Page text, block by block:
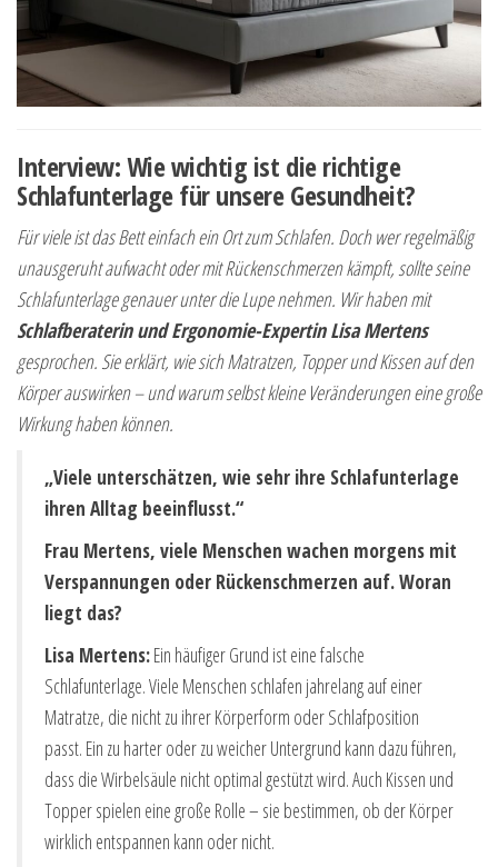
Interview: Wie wichtig ist die richtige
Schlafunterlage für unsere Gesundheit?
Für viele ist das Bett einfach ein Ort zum Schlafen. Doch wer regelmäßig
unausgeruht aufwacht oder mit Rückenschmerzen kämpft, sollte seine
Schlafunterlage genauer unter die Lupe nehmen. Wir haben mit
Schlafberaterin und Ergonomie-Expertin Lisa Mertens
gesprochen. Sie erklärt, wie sich Matratzen, Topper und Kissen auf den
Körper auswirken – und warum selbst kleine Veränderungen eine große
Wirkung haben können.
„Viele unterschätzen, wie sehr ihre Schlafunterlage
ihren Alltag beeinflusst.“
Frau Mertens, viele Menschen wachen morgens mit
Verspannungen oder Rückenschmerzen auf. Woran
liegt das?
Lisa Mertens:Ein häufiger Grund ist eine falsche
Schlafunterlage. Viele Menschen schlafen jahrelang auf einer
Matratze, die nicht zu ihrer Körperform oder Schlafposition
passt. Ein zu harter oder zu weicher Untergrund kann dazu führen,
dass die Wirbelsäule nicht optimal gestützt wird. Auch Kissen und
Topper spielen eine große Rolle – sie bestimmen, ob der Körper
wirklich entspannen kann oder nicht.